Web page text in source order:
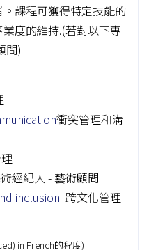
課程可獲得特定技能的
度的維持.(若對以下專
問)
衝突管理和溝
經紀人 - 藝術顧問
inclusion 跨文化管理
in French的程度)